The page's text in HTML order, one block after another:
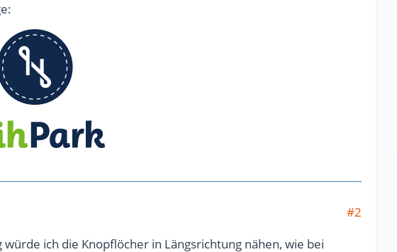
#2
würde ich die Knopflöcher in Längsrichtung nähen, wie bei